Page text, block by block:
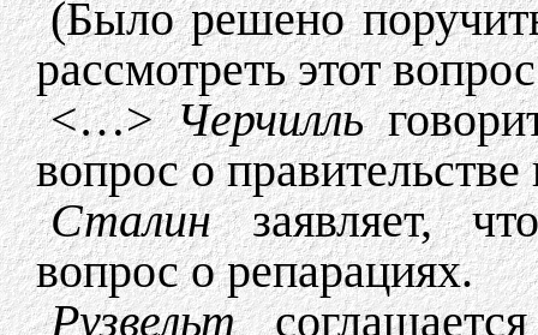
(Было решено
рассмотреть этот
<…>Черчилль
вопрос о
Сталинзаявляет,
вопрос о репарациях.
Рузвельт